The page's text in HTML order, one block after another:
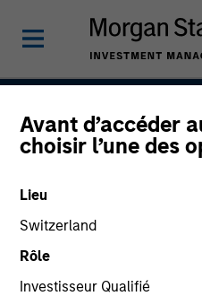
Avant d’accéder
choisir l’une des
Lieu
Switzerland
Rôle
Investisseur Qualifié
Global
Strategy
Strategy Inception
July 2002